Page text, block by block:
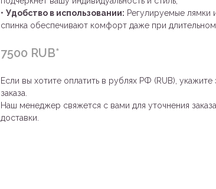
• Удобство в использовании: Регулируемые лямки
спинка обеспечивают комфорт даже при
7500 RUB*
Если вы хотите оплатить в рублях РФ (RUB),
заказа.
Наш менеджер свяжется с вами для уточнения
доставки.